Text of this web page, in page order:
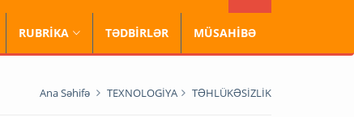
RUBRİKA TƏDBİRLƏR MÜSAHİBƏ
Ana Səhifə TEXNOLOGİYA TƏHLÜKƏSİZLİK